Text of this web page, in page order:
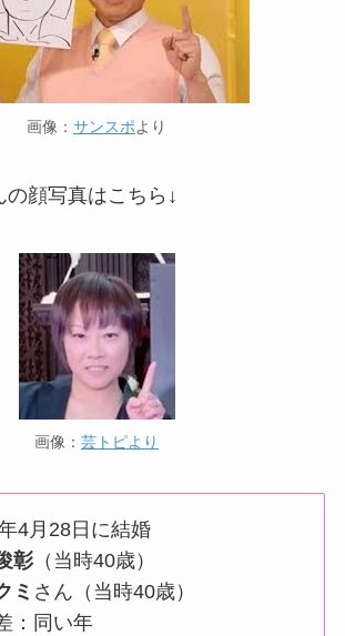
画像： サンスポより
顔写真はこちら↓
画像： 芸トピより
4月28日に結婚
彰（当時40歳）
ミ さん（当時40歳）
：同い年